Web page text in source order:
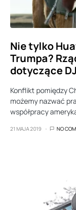
Nie tylko
Trumpa?
dotyczące
Konflikt pomiędzy
możemy nazwać
współpracy
21 MAJA 2019 NO